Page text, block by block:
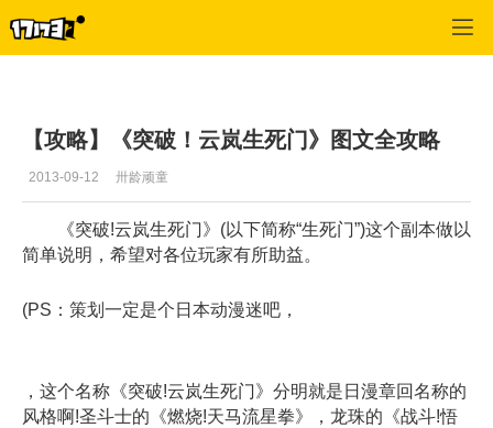
【攻略】《突破！云岚生死门》图文全攻略
2013-09-12 卅龄顽童
《突破!云岚生死门》(以下简称“生死门”)这个副本做以
简单说明，希望对各位玩家有所助益。
(PS：策划一定是个日本动漫迷吧，
，这个名称《突破!云岚生死门》分明就是日漫章回名称的
风格啊!圣斗士的《燃烧!天马流星拳》，龙珠的《战斗!悟